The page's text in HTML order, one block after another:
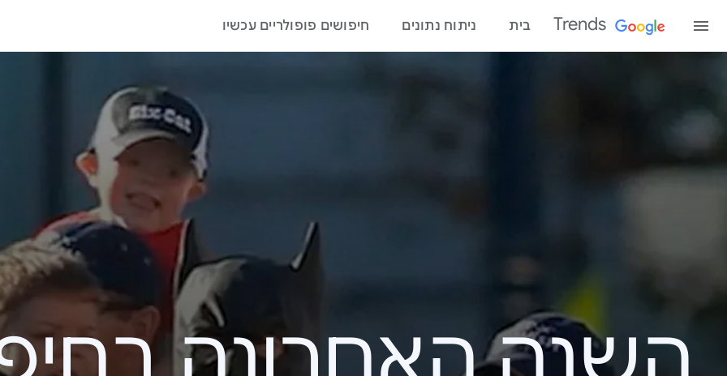
Trends בית ניתוח נתונים חיפושים פופולריים עכשיו